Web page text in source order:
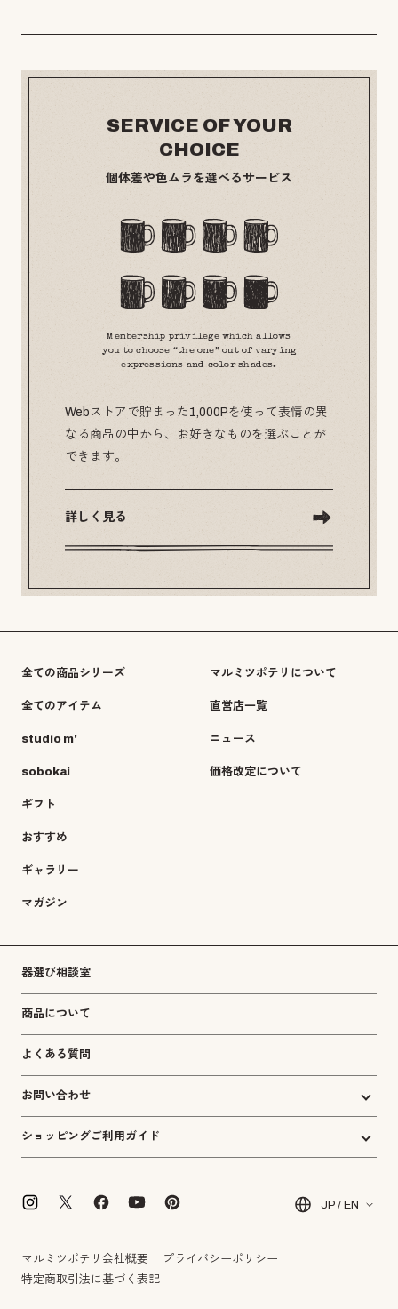
SERVICE OF YOUR
CHOICE
個体差や色ムラを選べるサービス
Membership privilege which allows
you to choose “the one” out of varying
expressions and color shades.
Webストアで貯まった1,000Pを使って表情の異
なる商品の中から、お好きなものを選ぶことが
できます。
詳しく見る
全ての商品シリーズ
全てのアイテム
studio m'
sobokai
ギフト
おすすめ
ギャラリー
マガジン
マルミツポテリについて
直営店一覧
ニュース
価格改定について
器選び相談室
商品について
よくある質問
お問い合わせ
ショッピングご利用ガイド
JP / EN
マルミツポテリ会社概要
プライバシーポリシー
特定商取引法に基づく表記